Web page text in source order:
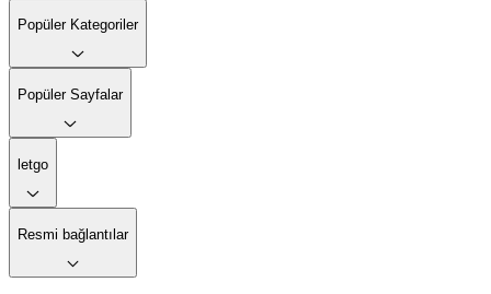
Popüler Kategoriler
Popüler Sayfalar
letgo
Resmi bağlantılar